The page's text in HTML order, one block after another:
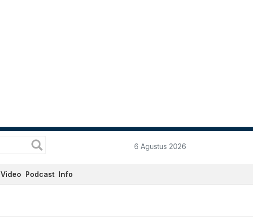
6 Agustus 2026
Video Podcast Info